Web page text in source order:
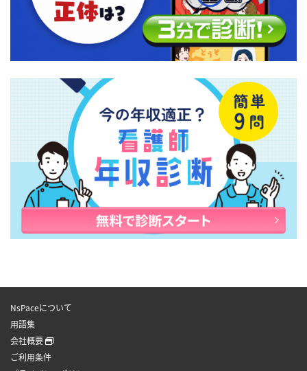
NsPaceについて
用語集
会社概要
ご利用条件